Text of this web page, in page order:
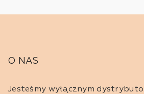
O NAS
Jesteśmy wyłącznym